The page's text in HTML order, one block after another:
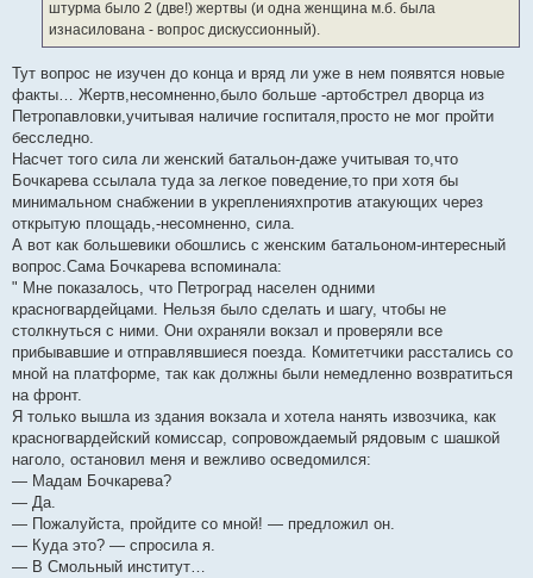
штурма было 2 (две!) жертвы (и одна женщина м.б. была
изнасилована - вопрос дискуссионный).
Тут вопрос не изучен до конца и вряд ли уже в нем появятся новые
факты… Жертв,несомненно,было больше -артобстрел дворца из
Петропавловки,учитывая наличие госпиталя,просто не мог пройти
бесследно.
Насчет того сила ли женский батальон-даже учитывая то,что
Бочкарева ссылала туда за легкое поведение,то при хотя бы
минимальном снабжении в укрепленияхпротив атакующих через
открытую площадь,-несомненно, сила.
А вот как большевики обошлись с женским батальоном-интересный
вопрос.Сама Бочкарева вспоминала:
" Мне показалось, что Петроград населен одними
красногвардейцами. Нельзя было сделать и шагу, чтобы не
столкнуться с ними. Они охраняли вокзал и проверяли все
прибывавшие и отправлявшиеся поезда. Комитетчики расстались со
мной на платформе, так как должны были немедленно возвратиться
на фронт.
Я только вышла из здания вокзала и хотела нанять извозчика, как
красногвардейский комиссар, сопровождаемый рядовым с шашкой
наголо, остановил меня и вежливо осведомился:
— Мадам Бочкарева?
— Да.
— Пожалуйста, пройдите со мной! — предложил он.
— Куда это? — спросила я.
— В Смольный институт…